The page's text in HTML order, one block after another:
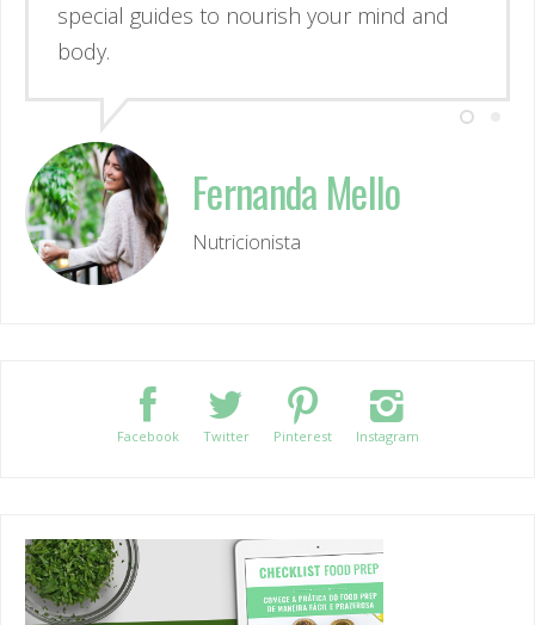
e guias para nutrir corpo e mente.
Nutricionista
Facebook Twitter Pinterest Instagram